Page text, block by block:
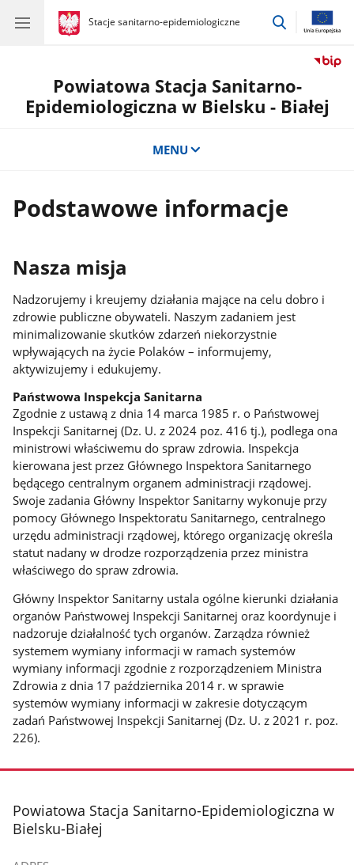
gov.pl
Stacje sanitarno-epidemiologiczne
gov.pl
Stacje
przejdź
Powiatowa Stacja Sanitarno-
Epidemiologiczna w Bielsku - Białej
MENU
Podstawowe informacje
Nasza misja
Nadzorujemy i kreujemy działania mające na celu dobro i
zdrowie publiczne obywateli. Naszym zadaniem jest
minimalizowanie skutków zdarzeń niekorzystnie
wpływających na życie Polaków – informujemy,
aktywizujemy i edukujemy.
Państwowa Inspekcja Sanitarna
Zgodnie z ustawą z dnia 14 marca 1985 r. o Państwowej
Inspekcji Sanitarnej (Dz. U. z 2024 poz. 416 tj.), podlega ona
ministrowi właściwemu do spraw zdrowia. Inspekcja
kierowana jest przez Głównego Inspektora Sanitarnego
będącego centralnym organem administracji rządowej.
Swoje zadania Główny Inspektor Sanitarny wykonuje przy
pomocy Głównego Inspektoratu Sanitarnego, centralnego
urzędu administracji rządowej, którego organizację określa
statut nadany w drodze rozporządzenia przez ministra
właściwego do spraw zdrowia.
Główny Inspektor Sanitarny ustala ogólne kierunki działania
organów Państwowej Inspekcji Sanitarnej oraz koordynuje i
nadzoruje działalność tych organów. Zarządza również
systemem wymiany informacji w ramach systemów
wymiany informacji zgodnie z rozporządzeniem Ministra
Zdrowia z dnia 17 października 2014 r. w sprawie
systemów wymiany informacji w zakresie dotyczącym
zadań Państwowej Inspekcji Sanitarnej (Dz. U. z 2021 r. poz.
226).
stopka
Powiatowa Stacja Sanitarno-Epidemiologiczna w
Bielsku-Białej